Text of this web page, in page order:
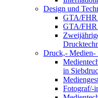
Design und
GTA/FHR
GTA/
Druck,- Medien-
in
Fotograf/-